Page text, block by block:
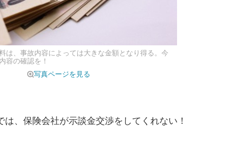
は、事故内容によっては大きな金額となり得る。今
容の確認を！
写真ページを見る
、保険会社が示談金交渉をしてくれない！